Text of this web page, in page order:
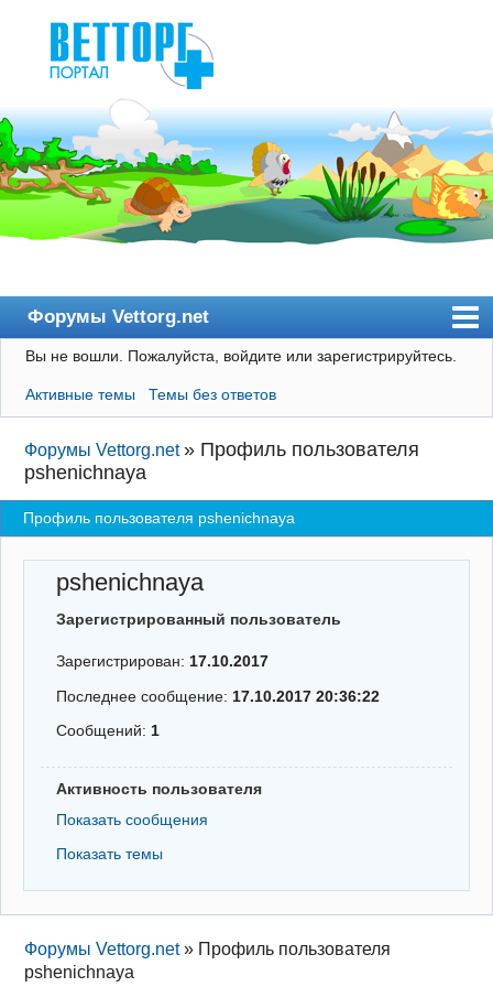
Форумы Vettorg.net
Главная
Пользователи
Правила
Поиск
Регистрация
Вход
Вы не вошли. Пожалуйста, войдите или зарегистрируйтесь.
Активные темы Темы без ответов
Форумы Vettorg.net » Профиль пользователя
pshenichnaya
Профиль пользователя pshenichnaya
pshenichnaya
Зарегистрированный пользователь
Зарегистрирован:17.10.2017
Последнее сообщение: 17.10.2017 20:36:22
Сообщений: 1
Активность пользователя
Показать сообщения
Показать темы
Форумы Vettorg.net » Профиль пользователя
pshenichnaya